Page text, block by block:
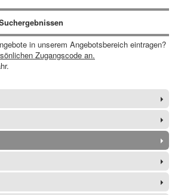
in unserem Angebotsbereich eintragen?
Zugangscode an.